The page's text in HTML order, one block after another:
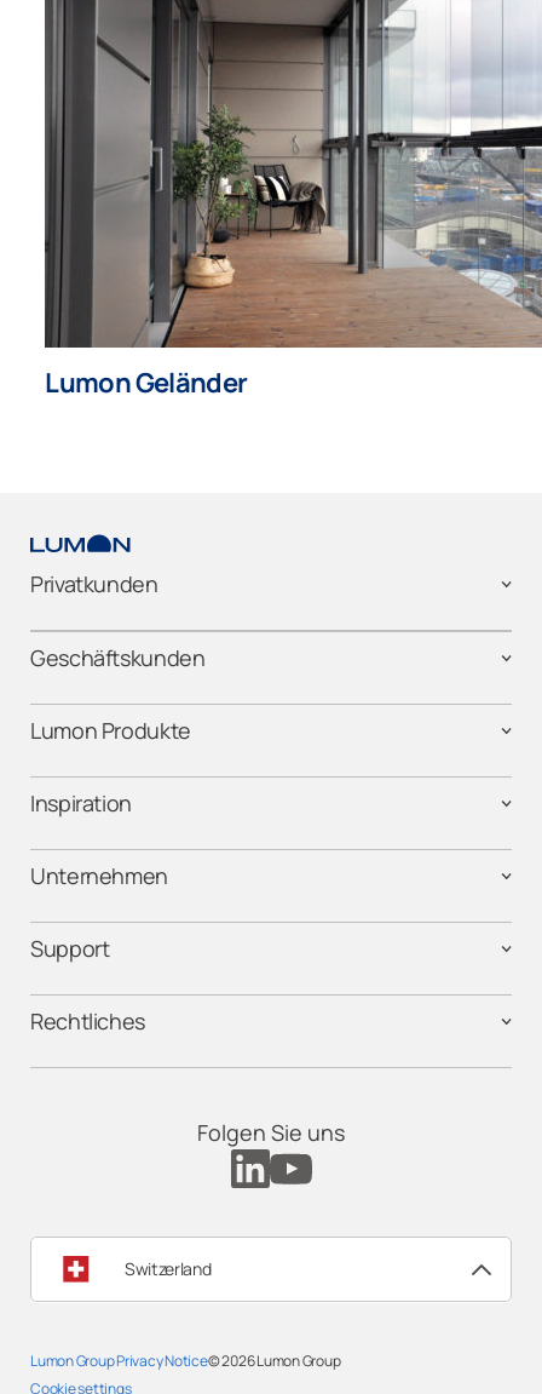
Lumon Geländer
Privatkunden
Geschäftskunden
Lumon Produkte
Inspiration
Unternehmen
Support
Rechtliches
Folgen Sie uns
Switzerland
Lumon Group Privacy Notice
Cookie settings
© 2026Lumon Group